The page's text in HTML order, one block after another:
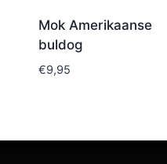
Mok Amerikaanse
buldog
€9,95